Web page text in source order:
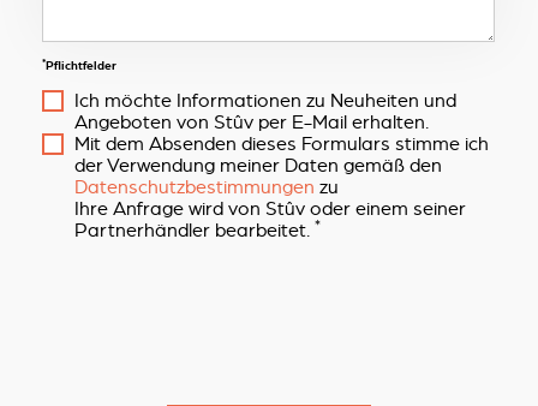
*Pflichtfelder
Ich möchte Informationen zu Neuheiten und
Angeboten von Stûv per E-Mail erhalten.
Mit dem Absenden dieses Formulars stimme ich
der Verwendung meiner Daten gemäß den
Datenschutzbestimmungen zu
Ihre Anfrage wird von Stûv oder einem seiner
Partnerhändler bearbeitet. *